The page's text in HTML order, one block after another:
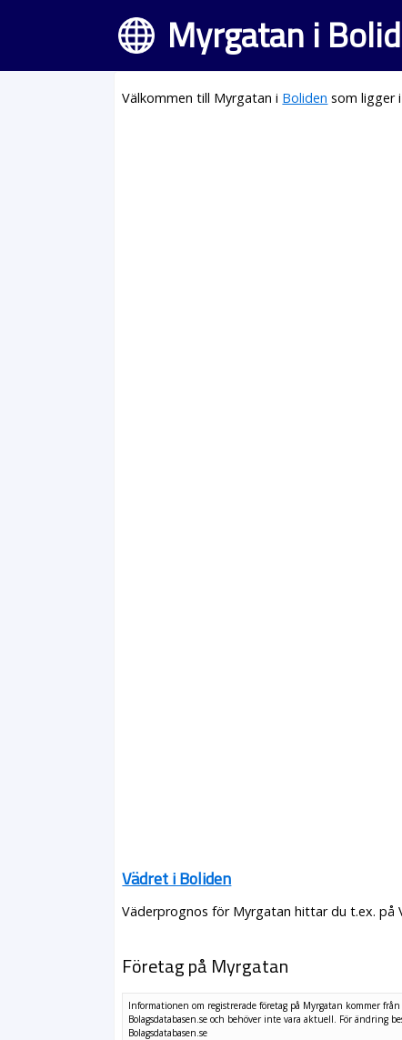
Myrgatan i
Välkommen till Myrgatan i Boliden som ligger
Vädret i Boliden
Väderprognos för Myrgatan hittar du t.ex. på
Företag på Myrgatan
Informationen om registrerade företag på Myrgatan kommer från
Bolagsdatabasen.se och behöver inte vara aktuell. För ändring
Bolagsdatabasen.se